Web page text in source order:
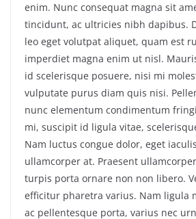
enim. Nunc consequat magna sit
tincidunt, ac ultricies nibh dapibus.
leo eget volutpat aliquet, quam est
imperdiet magna enim ut nisl.
id scelerisque posuere, nisi mi
vulputate purus diam quis nisi.
nunc elementum condimentum
mi, suscipit id ligula vitae,
Nam luctus congue dolor, eget
ullamcorper at. Praesent
turpis porta ornare non non libero.
efficitur pharetra varius. Nam ligula
ac pellentesque porta, varius nec